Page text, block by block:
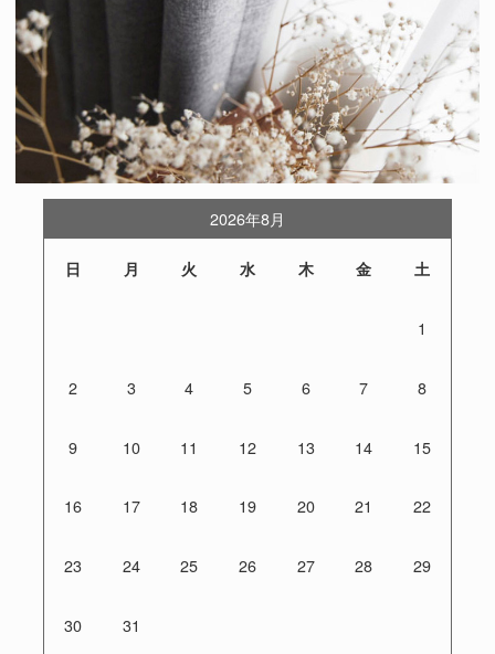
2026年8月
日 月 火 水 木 金 土
1
2 3 4 5 6 7 8
9 10 11 12 13 14 15
16 17 18 19 20 21 22
23 24 25 26 27 28 29
30 31